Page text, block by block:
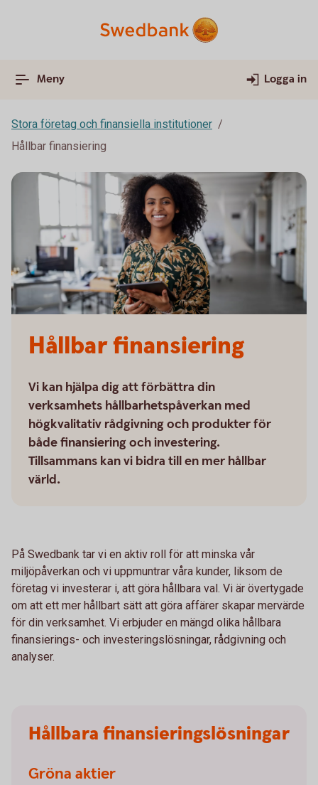
Meny Logga in
Stora företag och finansiella institutioner
Hållbar finansiering
Hållbar finansiering
Vi kan hjälpa dig att förbättra din
verksamhets hållbarhetspåverkan med
högkvalitativ rådgivning och produkter för
både finansiering och investering.
Tillsammans kan vi bidra till en mer hållbar
värld.
På Swedbank tar vi en aktiv roll för att minska vår
miljöpåverkan och vi uppmuntrar våra kunder, liksom de
företag vi investerar i, att göra hållbara val. Vi är övertygade
om att ett mer hållbart sätt att göra affärer skapar mervärde
för din verksamhet. Vi erbjuder en mängd olika hållbara
finansierings- och investeringslösningar, rådgivning och
analyser.
Hållbara finansieringslösningar
Gröna aktier